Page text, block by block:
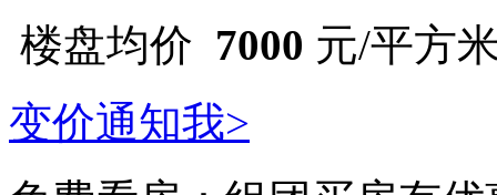
楼盘均价 7000 元/平方
变价通知我>